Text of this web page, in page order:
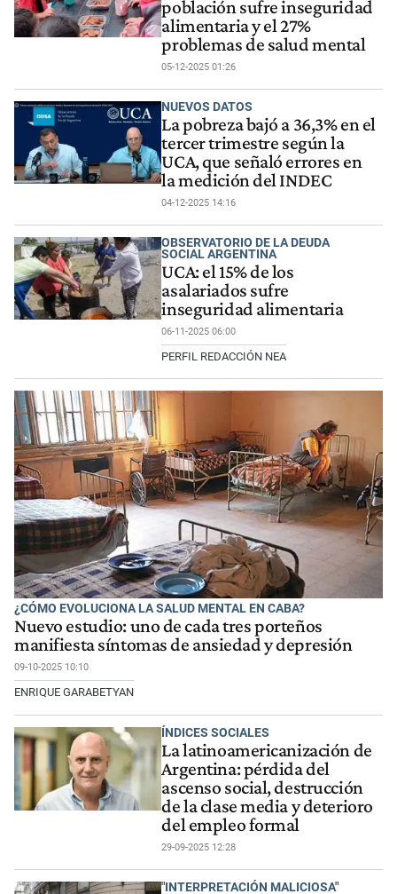
población sufre inseguridad
alimentaria y el 27%
problemas de salud mental
05-12-2025 01:26
NUEVOS DATOS
La pobreza bajó a 36,3% en el
tercer trimestre según la
UCA, que señaló errores en
la medición del INDEC
04-12-2025 14:16
OBSERVATORIO DE LA DEUDA
SOCIAL ARGENTINA
UCA: el 15% de los
asalariados sufre
inseguridad alimentaria
06-11-2025 06:00
PERFIL REDACCIÓN NEA
¿CÓMO EVOLUCIONA LA SALUD MENTAL EN CABA?
Nuevo estudio: uno de cada tres porteños
manifiesta síntomas de ansiedad y depresión
09-10-2025 10:10
ENRIQUE GARABETYAN
ÍNDICES SOCIALES
La latinoamericanización de
Argentina: pérdida del
ascenso social, destrucción
de la clase media y deterioro
del empleo formal
29-09-2025 12:28
"INTERPRETACIÓN MALICIOSA"